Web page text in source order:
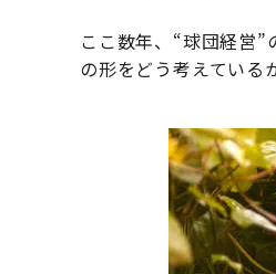
ここ数年、“球団経営
の形をどう考えている